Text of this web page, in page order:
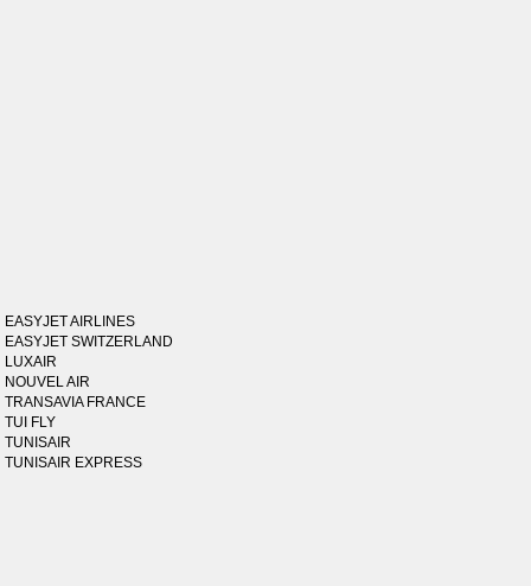
EASYJET AIRLINES
EASYJET SWITZERLAND
LUXAIR
NOUVEL AIR
TRANSAVIA FRANCE
TUI FLY
TUNISAIR
TUNISAIR EXPRESS